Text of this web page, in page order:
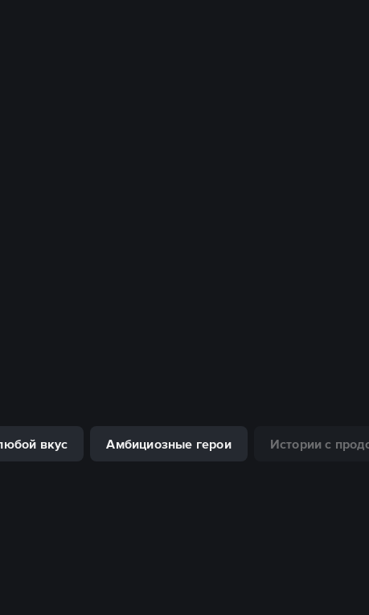
вкус Амбициозные герои Истории с